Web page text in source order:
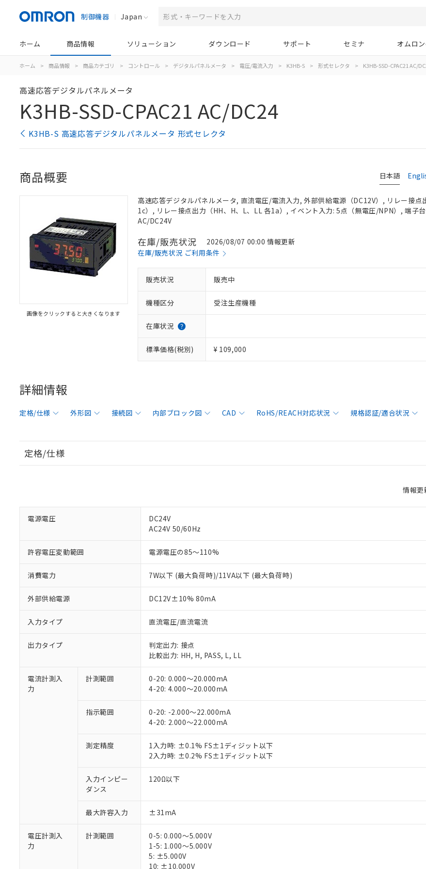
制御機器 Japan
ホーム 商品情報 ソリューション ダウンロード サポート セミナ オムロ
ホーム > 商品情報 > 商品カテゴリ > コントロール > デジタルパネルメータ > 電圧/電流入力 > K3HB-S > 形式セレクタ > K3HB-SSD-CPAC21 AC/
高速応答デジタルパネルメータ
K3HB-SSD-CPAC21 AC/DC24
K3HB-S 高速応答デジタルパネルメータ 形式セレクタ
日本語
商品概要
画像をクリックすると大きくなります
高速応答デジタルパネルメータ, 直流電圧/電流入力, 外部供給電源（DC12V）, リレー接点
1c）, リレー接点出力（HH、H、L、LL 各1a）, イベント入力: 5点（無電圧/NPN）, 端子
AC/DC24V
在庫/販売状況
2026/08/07 00:00 情報更新
在庫/販売状況 ご利用条件
販売状況 販売中
機種区分 受注生産機種
在庫状況
標準価格(税別) ¥ 109,000
詳細情報
定格/仕様 外形図 接続図 内部ブロック図 CAD RoHS/REACH対応状況 規格認証/適合状況
定格/仕様
情報
電源電圧
DC24V
AC24V 50/60Hz
許容電圧変動範囲 電源電圧の85～110%
消費電力 7W以下 (最大負荷時)/11VA以下 (最大負荷時)
外部供給電源 DC12V±10% 80mA
入力タイプ 直流電圧/直流電流
出力タイプ
判定出力: 接点
比較出力: HH, H, PASS, L, LL
電流計測入
力
計測範囲
0-20: 0.000～20.000mA
4-20: 4.000～20.000mA
指示範囲
0-20: -2.000～22.000mA
4-20: 2.000～22.000mA
測定精度
1入力時: ±0.1% FS±1ディジット以下
2入力時: ±0.2% FS±1ディジット以下
入力インピー
ダンス
120Ω以下
最大許容入力 ±31mA
電圧計測入
力
計測範囲
0-5: 0.000～5.000V
1-5: 1.000～5.000V
5: ±5.000V
10: ±10.000V